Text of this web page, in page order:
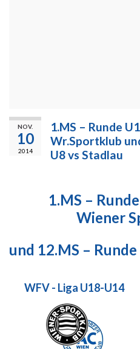
NOV.
10
2014
1.MS – Runde
Wr.Sportklub
U8 vs Stadlau
1.MS –
Wiener
und 12.MS –
WFV - Liga U18-U14